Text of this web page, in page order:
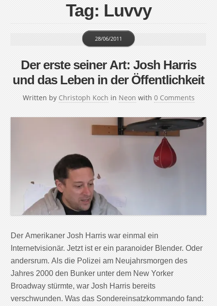
Tag: Luvvy
Der erste seiner Art: Josh Harris
und das Leben in der Öffentlichkeit
Written by Christoph Koch
28/06/2011
in Neon with 0 Comments
Der Amerikaner Josh Harris war einmal ein
Internetvisionär. Jetzt ist er ein paranoider Blender. Oder
andersrum. Als die Polizei am Neujahrsmorgen des
Jahres 2000 den Bunker unter dem New Yorker
Broadway stürmte, war Josh Harris bereits
verschwunden. Was das Sondereinsatzkommando fand: